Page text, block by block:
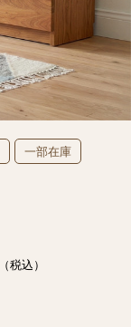
一部在庫
（税込）